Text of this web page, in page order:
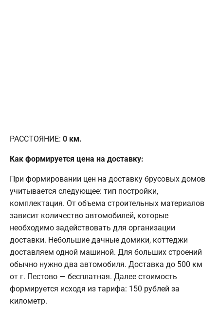
РАССТОЯНИЕ: 0 км.
Как формируется цена на доставку:
При формировании цен на доставку брусовых домов
учитывается следующее: тип постройки,
комплектация. От объема строительных материалов
зависит количество автомобилей, которые
необходимо задействовать для организации
доставки. Небольшие дачные домики, коттеджи
доставляем одной машиной. Для больших строений
обычно нужно два автомобиля. Доставка до 500 км
от г. Пестово — бесплатная. Далее стоимость
формируется исходя из тарифа: 150 рублей за
километр.